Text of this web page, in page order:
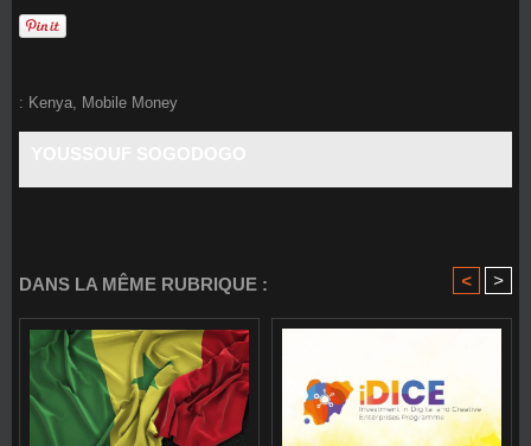
: Kenya, Mobile Money
DANS LA MÊME RUBRIQUE : < >